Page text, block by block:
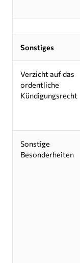
Sonstiges
Verzicht auf das
ordentliche
Kündigungsrecht
Sonstige
Besonderheiten